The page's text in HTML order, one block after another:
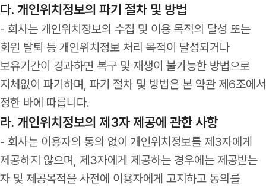
다. 개인위치정보의 파기 절차 및 방법
- 회사는 개인위치정보의 수집 및 이용 목적의 달성 또는
회원 탈퇴 등 개인위치정보 처리 목적이 달성되거나
보유기간이 경과하면 복구 및 재생이 불가능한 방법으로
지체없이 파기하며, 파기 절차 및 방법은 본 약관 제6조에서
정한 바에 따릅니다.
라. 개인위치정보의 제3자 제공에 관한 사항
- 회사는 이용자의 동의 없이 개인위치정보를 제3자에게
제공하지 않으며, 제3자에게 제공하는 경우에는 제공받는
자 및 제공목적을 사전에 이용자에게 고지하고 동의를